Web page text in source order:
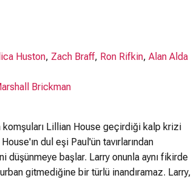
Huston, Zach Braff, Ron Rifkin, Alan Alda
Brickman
komşuları Lillian House geçirdiği kalp krizi
dul eşi Paul'ün tavırlarından
düşünmeye başlar. Larry onunla aynı fikirde
gitmediğine bir türlü inandıramaz. Larry,